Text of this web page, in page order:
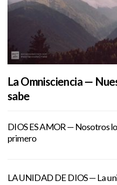
La Omnisciencia —
sabe
DIOS ES AMOR — Nosotros
primero
LA UNIDAD DE DIOS — La